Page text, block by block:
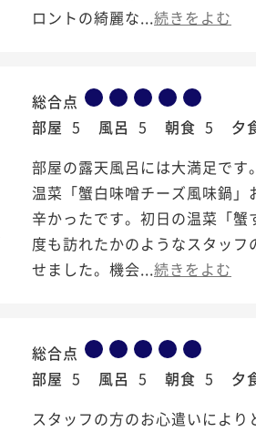
ロントの綺麗な...続きをよむ
総合点
部屋 5 風呂 5 朝食 5 夕
部屋の露天風呂には大満足で
温菜「蟹白味噌チーズ風味鍋
辛かったです。初日の温菜「
度も訪れたかのようなスタッ
せました。機会...続きをよむ
総合点
部屋 5 風呂 5 朝食 5 夕
スタッフの方のお心遣いによ